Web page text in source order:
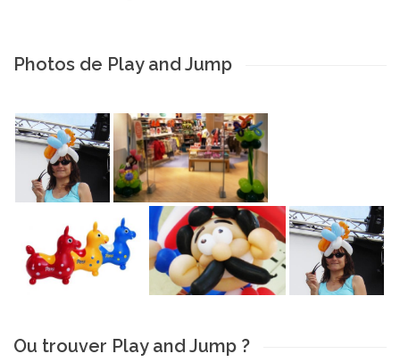
Photos de Play and Jump
Ou trouver Play and Jump ?